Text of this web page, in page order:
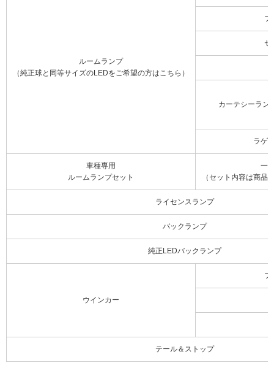
ルームランプ
（純正球と同等サイズのLEDをご希望の方はこちら）
フ
セ
カーテシーラン
ラゲ
車種専用
ルームランプセット
一
（セット内容は商品
ライセンスランプ
バックランプ
純正LEDバックランプ
ウインカー
フ
テール＆ストップ